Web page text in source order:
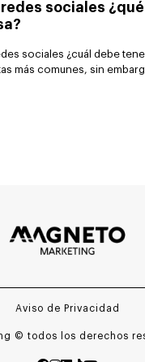
sociales
sociales ¿cuál debe
más comunes, sin
Aviso de Privacidad
© todos los derechos